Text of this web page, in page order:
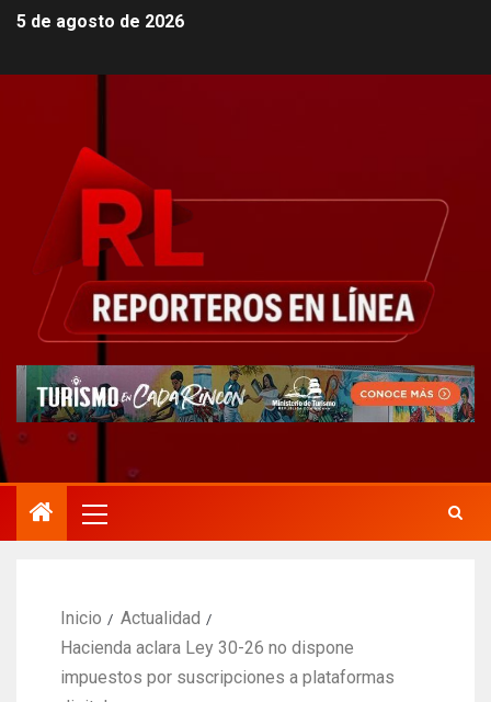
5 de agosto de 2026
Inicio
Actualidad
Hacienda aclara Ley 30-26 no dispone
impuestos por suscripciones a plataformas